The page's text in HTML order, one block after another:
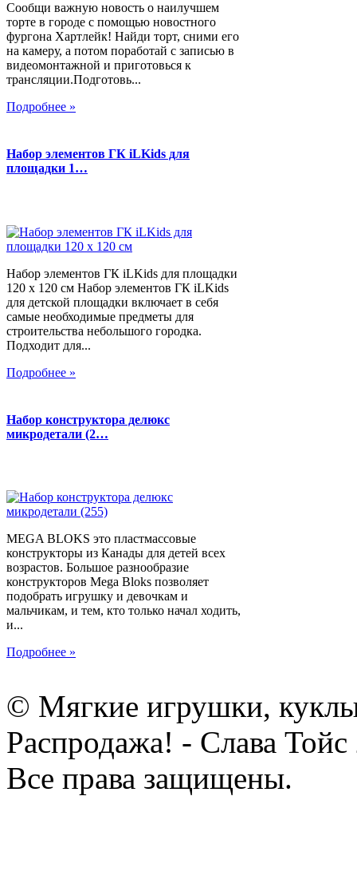
Сообщи важную новость о наилучшем
торте в городе с помощью новостного
фургона Хартлейк! Найди торт, сними его
на камеру, а потом поработай с записью в
видеомонтажной и приготовься к
трансляции.Подготовь...
Подробнее »
Набор элементов ГК iLKids для
площадки 1…
Набор элементов ГК iLKids для площадки
120 х 120 см Набор элементов ГК iLKids
для детской площадки включает в себя
самые необходимые предметы для
строительства небольшого городка.
Подходит для...
Подробнее »
Набор конструктора делюкс
микродетали (2…
MEGA BLOKS это пластмассовые
конструкторы из Канады для детей всех
возрастов. Большое разнообразие
конструкторов Mega Bloks позволяет
подобрать игрушку и девочкам и
мальчикам, и тем, кто только начал ходить,
и...
Подробнее »
© Мягкие игрушки,
Распродажа! - Слава Тойс
Все права защищены.